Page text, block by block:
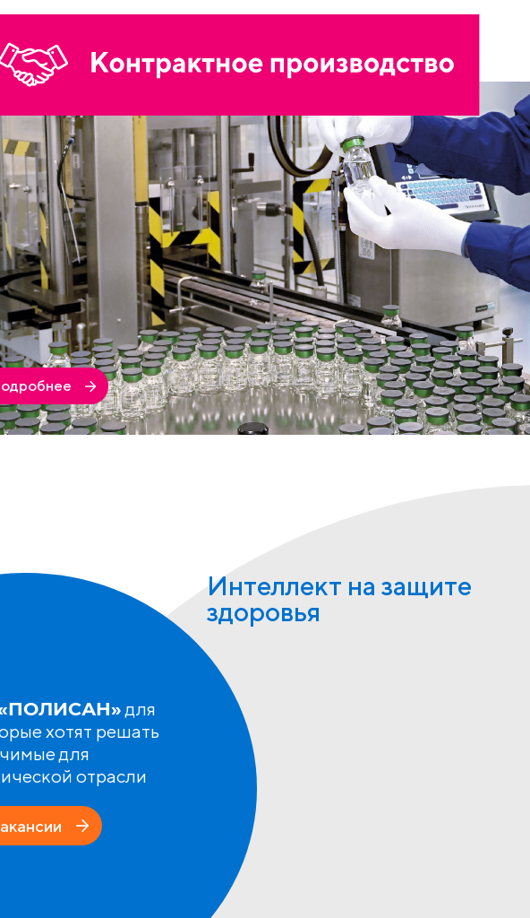
Интеллект на защите
здоровья
«ПОЛИСАН»для
хотят решать
для
отрасли